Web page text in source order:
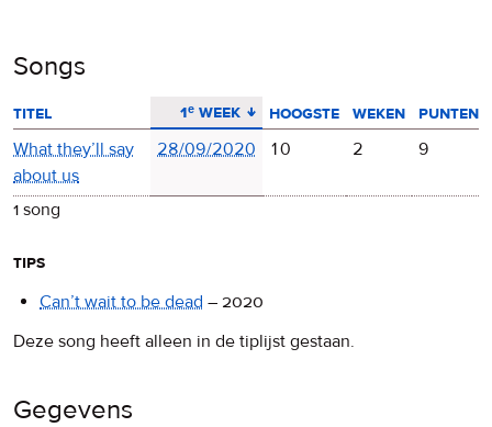
Songs
titel 1ᵉ week
aflopend sorteren hoogste weken
punten
What they’ll say
about us
28/09/2020 10 2 9
1 song
tips
Can’t wait to be dead – 2020
Deze song heeft alleen in de tiplijst gestaan.
Gegevens